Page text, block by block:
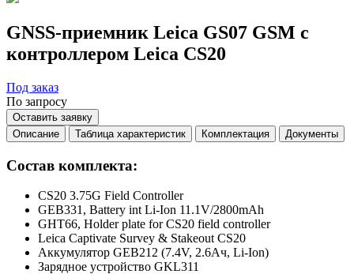
GNSS-приемник Leica GS07 GSM с
контроллером Leica CS20
Под заказ
По запросу
Оставить заявку
Описание
Таблица характеристик Комплектация Документы
Состав комплекта:
CS20 3.75G Field Controller
GEB331, Battery int Li-Ion 11.1V/2800mAh
GHT66, Holder plate for CS20 field controller
Leica Captivate Survey & Stakeout CS20
Аккумулятор GEB212 (7.4V, 2.6Ач, Li-Ion)
Зарядное устройство GKL311